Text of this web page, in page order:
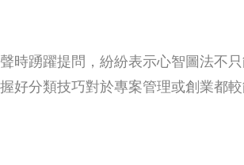
時踴躍提問，紛紛表示心智圖法不
好分類技巧對於專案管理或創業都